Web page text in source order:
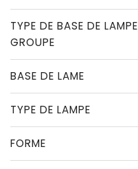
TYPE DE BASE DE LAMPE
GROUPE
BASE DE LAME
TYPE DE LAMPE
FORME